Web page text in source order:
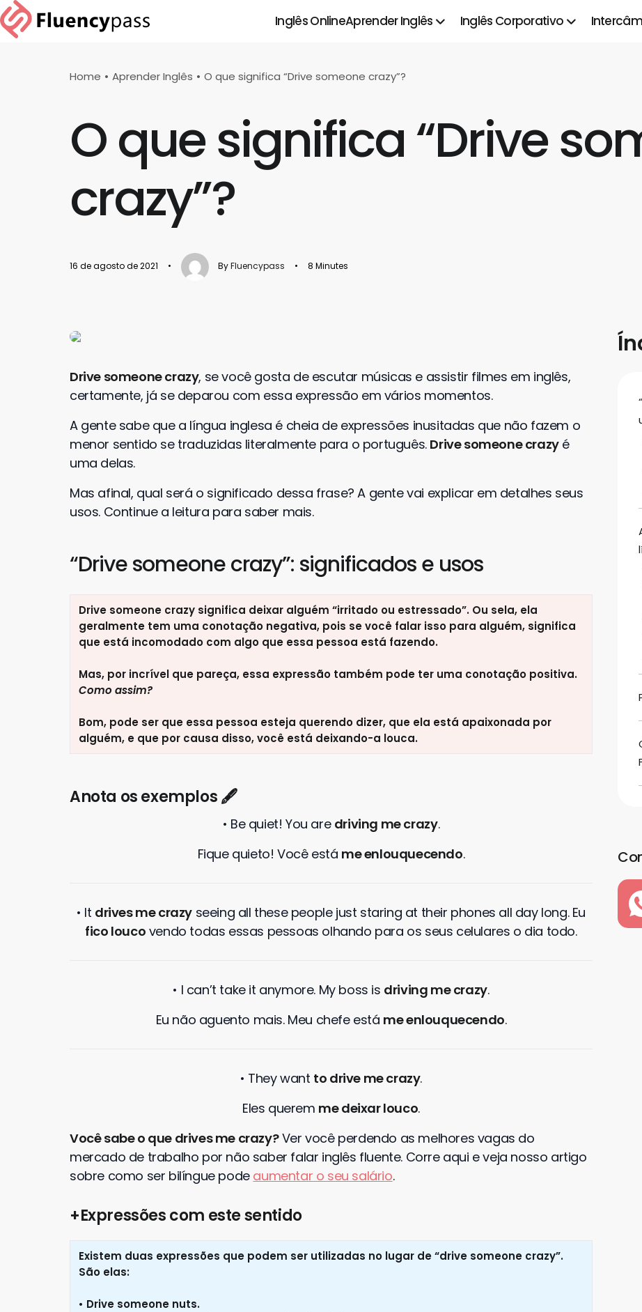
Inglês OnlineAprender Inglês Inglês Corporativo
Home Aprender Inglês O que significa “Drive someone crazy”?
O que significa “Drive
crazy”?
16 de agosto de 2021 • ByFluencypass • 8 Minutes
Drive someone crazy, se você gosta de escutar músicas e assistir filmes em inglês,
certamente, já se deparou com essa expressão em vários momentos.
A gente sabe que a língua inglesa é cheia de expressões inusitadas que não fazem o
menor sentido se traduzidas literalmente para o português. Drive someone crazyé
uma delas.
Mas afinal, qual será o significado dessa frase? A gente vai explicar em detalhes seus
usos. Continue a leitura para saber mais.
“Drive someone crazy”: significados e usos
Drive someone crazy significa deixar alguém “irritado ou estressado”. Ou sela, ela
geralmente tem uma conotação negativa, pois se você falar isso para alguém, significa
que está incomodado com algo que essa pessoa está fazendo.
Mas, por incrível que pareça, essa expressão também pode ter uma conotação positiva.
Como assim?
Bom, pode ser que essa pessoa esteja querendo dizer, que ela está apaixonada por
alguém, e que por causa disso, você está deixando-a louca.
Anota os exemplos 🖋
• Be quiet! You are driving me crazy.
Fique quieto! Você está me enlouquecendo.
• It drives me crazyseeing all these people just staring at their phones all day long. Eu
fico louco vendo todas essas pessoas olhando para os seus celulares o dia todo.
• I can’t take it anymore. My boss is driving me crazy.
Eu não aguento mais. Meu chefe está me enlouquecendo.
• They want to drive me crazy.
Eles querem me deixar louco.
Você sabe o que drives me crazy?Ver você perdendo as melhores vagas do
mercado de trabalho por não saber falar inglês fluente. Corre aqui e veja nosso artigo
sobre como ser bilíngue pode aumentar o seu salário.
+Expressões com este sentido
Existem duas expressões que podem ser utilizadas no lugar de “drive someone crazy”.
São elas:
• Drive someone nuts.